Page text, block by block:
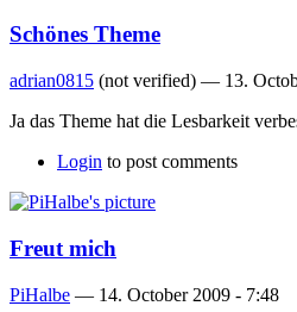
Schönes Theme
adrian0815 (not verified) — 13.
Ja das Theme hat die Lesbarkeit
Login to post comments
Freut mich
PiHalbe — 14. October 2009 - 7:48